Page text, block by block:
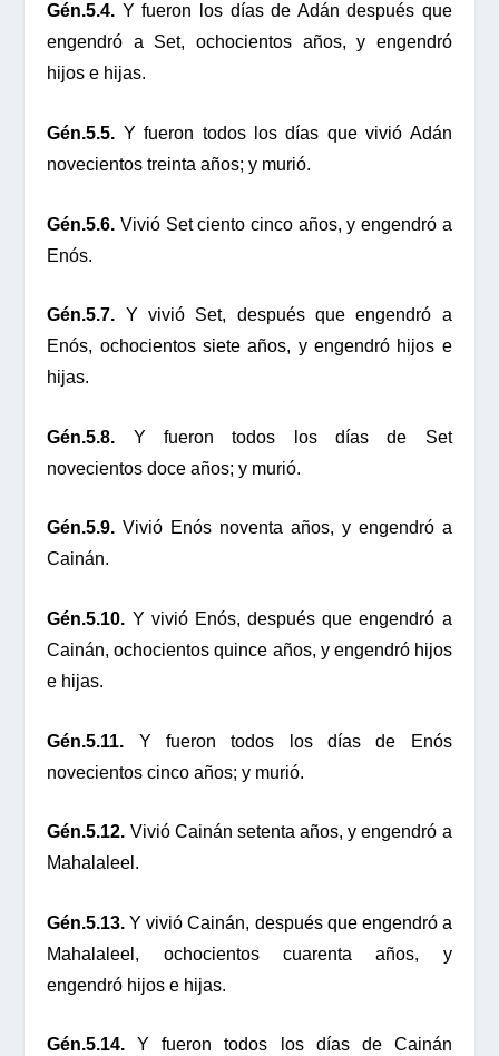
Gén.5.4. Y fueron los días de Adán después que
engendró a Set, ochocientos años, y engendró
hijos e hijas.
Gén.5.5. Y fueron todos los días que vivió Adán
novecientos treinta años; y murió.
Gén.5.6. Vivió Set ciento cinco años, y engendró a
Enós.
Gén.5.7. Y vivió Set, después que engendró a
Enós, ochocientos siete años, y engendró hijos e
hijas.
Gén.5.8. Y fueron todos los días de Set
novecientos doce años; y murió.
Gén.5.9. Vivió Enós noventa años, y engendró a
Cainán.
Gén.5.10. Y vivió Enós, después que engendró a
Cainán, ochocientos quince años, y engendró hijos
e hijas.
Gén.5.11. Y fueron todos los días de Enós
novecientos cinco años; y murió.
Gén.5.12. Vivió Cainán setenta años, y engendró a
Mahalaleel.
Gén.5.13. Y vivió Cainán, después que engendró a
Mahalaleel, ochocientos cuarenta años, y
engendró hijos e hijas.
Gén.5.14. Y fueron todos los días de Cainán